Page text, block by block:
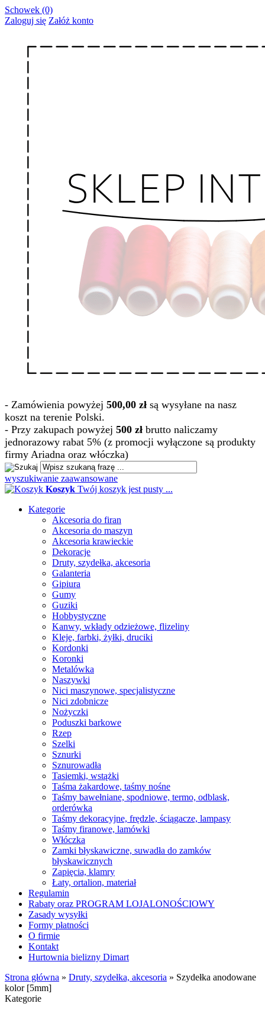
Schowek (0)
Zaloguj się Załóż konto
- Zamówienia powyżej 500,00 zł są wysyłane na nasz
koszt na terenie Polski.
- Przy zakupach powyżej 500 zł brutto naliczamy
jednorazowy rabat 5% (z promocji wyłączone są produkty
firmy Ariadna oraz włóczka)
wyszukiwanie zaawansowane
Koszyk Twój koszyk jest pusty ...
Kategorie
Akcesoria do firan
Akcesoria do maszyn
Akcesoria krawieckie
Dekoracje
Druty, szydełka, akcesoria
Galanteria
Gipiura
Gumy
Guziki
Hobbystyczne
Kanwy, wkłady odzieżowe, flizeliny
Kleje, farbki, żyłki, druciki
Kordonki
Koronki
Metalówka
Naszywki
Nici maszynowe, specjalistyczne
Nici zdobnicze
Nożyczki
Poduszki barkowe
Rzep
Szelki
Sznurki
Sznurowadła
Tasiemki, wstążki
Taśma żakardowe, taśmy nośne
Taśmy bawełniane, spodniowe, termo, odblask,
orderówka
Taśmy dekoracyjne, frędzle, ściągacze, lampasy
Taśmy firanowe, lamówki
Włóczka
Zamki błyskawiczne, suwadła do zamków
błyskawicznych
Zapięcia, klamry
Łaty, ortalion, materiał
Regulamin
Rabaty oraz PROGRAM LOJALONOŚCIOWY
Zasady wysyłki
Formy płatności
O firmie
Kontakt
Hurtownia bielizny Dimart
Strona główna » Druty, szydełka, akcesoria » Szydełka anodowane
kolor [5mm]
Kategorie